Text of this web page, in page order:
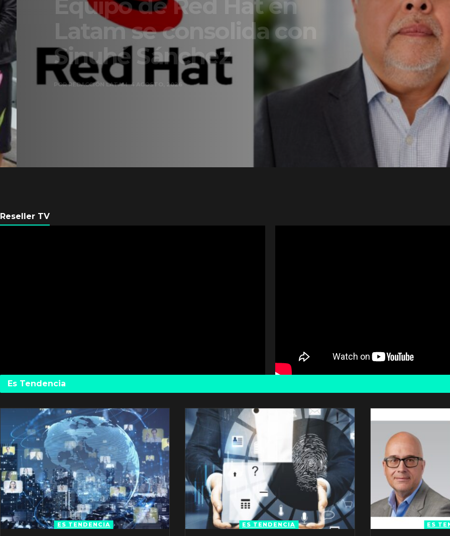
Equipo de Red Hat en
Latam se consolida con
Sinuhé Sánchez
REDACCIÓN LATAM 4 AGOSTO, 2026
Reseller TV
Es Tendencia
ES TENDENCIA ES TENDENCIA ES